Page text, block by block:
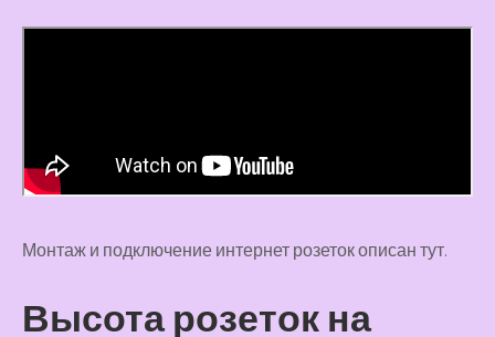
Монтаж и подключение интернет розеток описан тут.
Высота розеток на